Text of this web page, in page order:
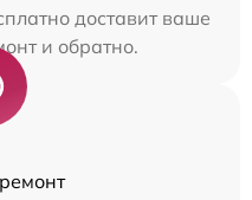
доставит ваше
и обратно.